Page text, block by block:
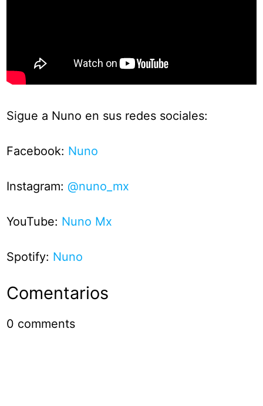
Sigue a Nuno en sus redes sociales:
Facebook: Nuno
Instagram: @nuno_mx
YouTube: Nuno Mx
Spotify: Nuno
Comentarios
0 comments